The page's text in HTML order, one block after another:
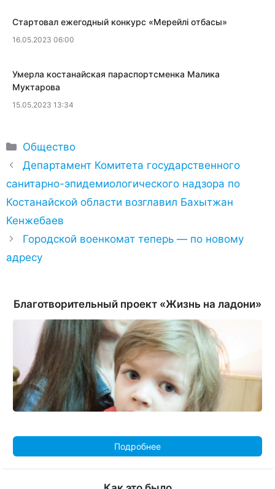
​Стартовал ежегодный конкурс «Мерейлi отбасы»
16.05.2023 06:00
​Умерла костанайская параспортсменка Малика
Муктарова
15.05.2023 13:34
Рубрики
Общество
Департамент Комитета государственного
санитарно-эпидемиологического надзора по
Костанайской области возглавил Бахытжан
Кенжебаев
Городской военкомат теперь — по новому
адресу
Благотворительный проект «Жизнь на ладони»
Подробнее